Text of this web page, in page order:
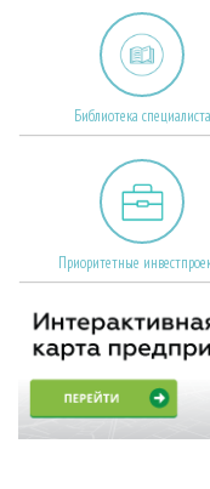
Библиотека специалиста
Приоритетные